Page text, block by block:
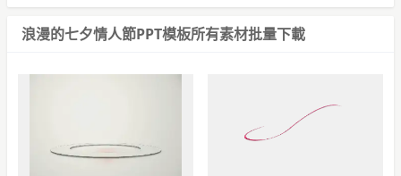
浪漫的七夕情人節PPT模板所有素材批量下載